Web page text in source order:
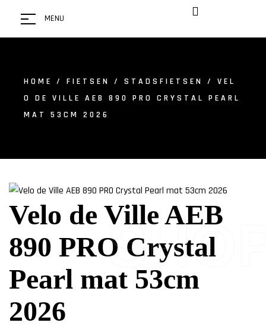
MENU
HOME / FIETSEN / STADSFIETSEN
/ VEL
O DE VILLE AEB 890 PRO CRYSTAL PEARL
MAT 53CM 2026
Velo de Ville AEB
890 PRO Crystal
Pearl mat 53cm
2026